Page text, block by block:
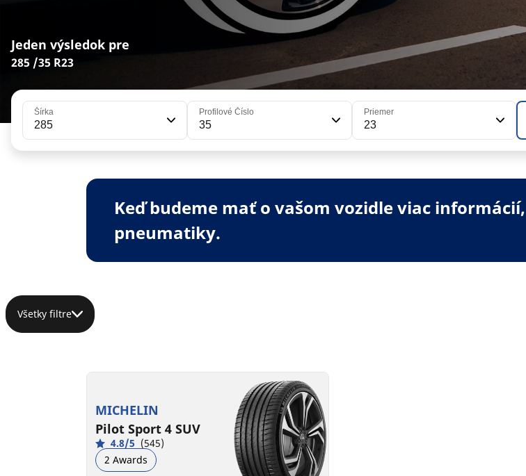
Jeden výsledok pre
285 /35 R23
Šírka
285
Profilové Číslo
35
Priemer
23
Keď budeme mať o vašom vozidle viac
pneumatiky.
Všetky filtre
MICHELIN
Pilot Sport 4 SUV
4.8/5 (545)
2 Awards